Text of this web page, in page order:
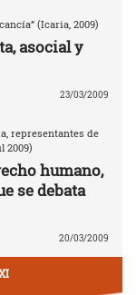
(Icaria, 2009)
asocial y
23/03/2009
representantes de
2009)
humano,
se debata
20/03/2009